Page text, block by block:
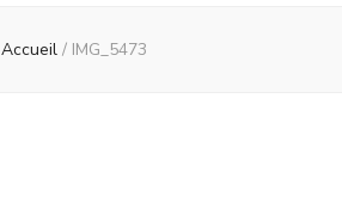
Accueil / IMG_5473